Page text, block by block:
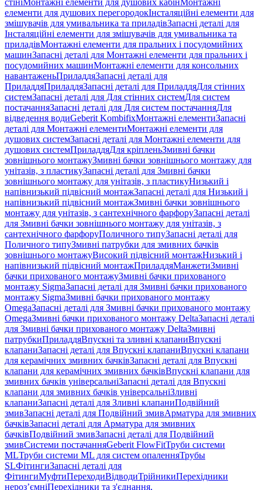
стініМонтажні елементи для душових кабінМонтажні
елементи для душових перегородокІнсталяційні елементи для
змішувачів для умивальника та приладівЗапасні деталі для
Інсталяційні елементи для змішувачів для умивальника та
приладівМонтажні елементи для пральних і посудомийних
машинЗапасні деталі для Монтажні елементи для пральних і
посудомийних машинМонтажні елементи для консольних
навантаженьПриладдяЗапасні деталі для
ПриладдяПриладдяЗапасні деталі для ПриладдяДля стінних
системЗапасні деталі для Для стінних системДля систем
постачанняЗапасні деталі для Для систем постачанняДля
відведення водиGeberit KombifixМонтажні елементиЗапасні
деталі для Монтажні елементиМонтажні елементи для
душових системЗапасні деталі для Монтажні елементи для
душових системПриладдяДля кріпленьЗмивні бачки
зовнішнього монтажуЗмивні бачки зовнішнього монтажу для
унітазів, з пластикуЗапасні деталі для Змивні бачки
зовнішнього монтажу для унітазів, з пластикуНизький і
напівнизький підвісний монтажЗапасні деталі для Низький і
напівнизький підвісний монтажЗмивні бачки зовнішнього
монтажу для унітазів, з сантехнічного фарфоруЗапасні деталі
для Змивні бачки зовнішнього монтажу для унітазів, з
сантехнічного фарфоруПоличного типуЗапасні деталі для
Поличного типуЗмивні патрубки для змивних бачків
зовнішнього монтажуВисокий підвісний монтажНизький і
напівнизький підвісний монтажПриладдяМанжетиЗмивні
бачки прихованого монтажуЗмивні бачки прихованого
монтажу SigmaЗапасні деталі для Змивні бачки прихованого
монтажу SigmaЗмивні бачки прихованого монтажу
OmegaЗапасні деталі для Змивні бачки прихованого монтажу
OmegaЗмивні бачки прихованого монтажу DeltaЗапасні деталі
для Змивні бачки прихованого монтажу DeltaЗмивні
патрубкиПриладдяВпускні та зливні клапаниВпускні
клапаниЗапасні деталі для Впускні клапаниВпускні клапани
для керамічних змивних бачківЗапасні деталі для Впускні
клапани для керамічних змивних бачківВпускні клапани для
змивних бачків універсальніЗапасні деталі для Впускні
клапани для змивних бачків універсальніЗливні
клапаниЗапасні деталі для Зливні клапаниПодвійний
змивЗапасні деталі для Подвійний змивАрматура для змивних
бачкiвЗапасні деталі для Арматура для змивних
бачкiвПодвійний змивЗапасні деталі для Подвійний
змивСистеми постачанняGeberit FlowFitТруби системи
MLТруби системи ML для систем опаленняТрубы
SLФітингиЗапасні деталі для
ФітингиМуфтиПереходиВідводиТрійникиПерехідники
нероз’ємніПерехідники та з'єднання,